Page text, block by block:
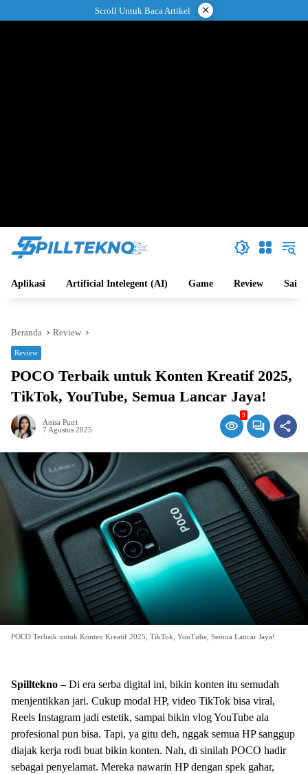
ke
Scroll Untuk Baca Artikel ×
Aplikasi Artificial Intelegent (AI) Game Review Sains
Beranda Review
Review
POCO Terbaik untuk Konten Kreatif 2025,
TikTok, YouTube, Semua Lancar Jaya!
Anisa Putri
7 Agustus 2025
9
POCO Terbaik untuk Konten Kreatif 2025, TikTok, YouTube, Semua Lancar Jaya!
Spilltekno –Di era serba digital ini, bikin konten itu semudah
menjentikkan jari. Cukup modal HP, video TikTok bisa viral,
Reels Instagram jadi estetik, sampai bikin vlog YouTube ala
profesional pun bisa. Tapi, ya gitu deh, nggak semua HP sanggup
diajak kerja rodi buat bikin konten. Nah, di sinilah POCO hadir
sebagai penyelamat. Mereka nawarin HP dengan spek gahar,